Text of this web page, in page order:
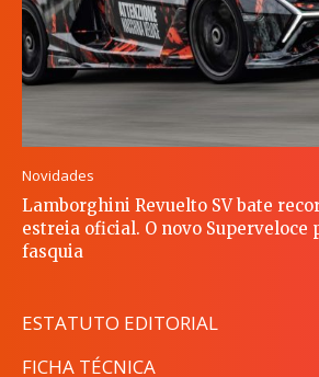
Novidades
Lamborghini Revuelto SV bate
estreia oficial. O novo Superveloce
fasquia
ESTATUTO EDITORIAL
FICHA TÉCNICA